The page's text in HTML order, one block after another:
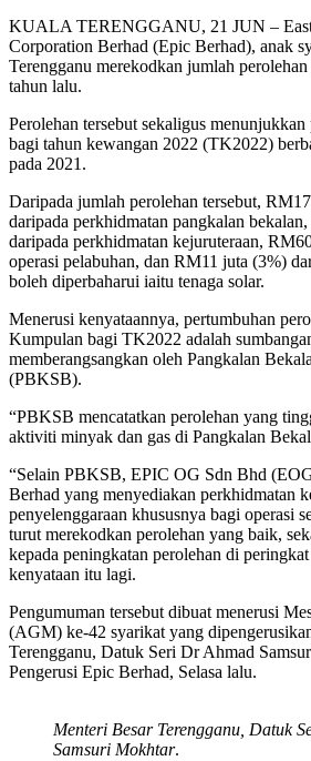
KUALA TERENGGANU, 21 JUN –
Corporation Berhad (Epic Berhad), anak
Terengganu merekodkan jumlah
tahun lalu.
Perolehan tersebut sekaligus
bagi tahun kewangan 2022 (TK2022)
pada 2021.
Daripada jumlah perolehan tersebut,
daripada perkhidmatan pangkalan
daripada perkhidmatan kejuruteraan,
operasi pelabuhan, dan RM11 juta (3%)
boleh diperbaharui iaitu tenaga solar.
Menerusi kenyataannya, pertumbuhan
Kumpulan bagi TK2022 adalah
memberangsangkan oleh Pangkalan
(PBKSB).
“PBKSB mencatatkan perolehan yang
aktiviti minyak dan gas di Pangkalan
“Selain PBKSB, EPIC OG Sdn Bhd
Berhad yang menyediakan perkhidmatan
penyelenggaraan khususnya bagi operasi
turut merekodkan perolehan yang baik,
kepada peningkatan perolehan di
kenyataan itu lagi.
Pengumuman tersebut dibuat menerusi
(AGM) ke-42 syarikat yang
Terengganu, Datuk Seri Dr Ahmad
Pengerusi Epic Berhad, Selasa lalu.
Menteri Besar Terengganu, Datuk
Samsuri Mokhtar.